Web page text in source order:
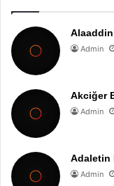
Admin
Akciğer
Admin
Adaletin
Admin